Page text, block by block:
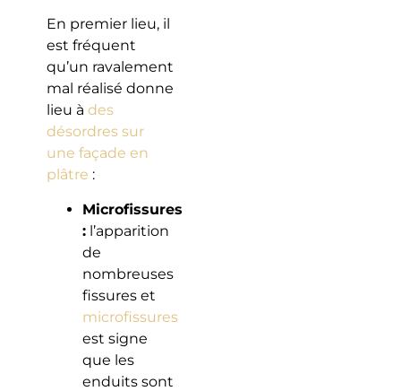
En premier lieu, il
est fréquent
qu’un ravalement
mal réalisé donne
lieu à des
désordres sur
une façade en
plâtre :
Microfissures
:l’apparition
de
nombreuses
fissures et
microfissures
est signe
que les
enduits sont